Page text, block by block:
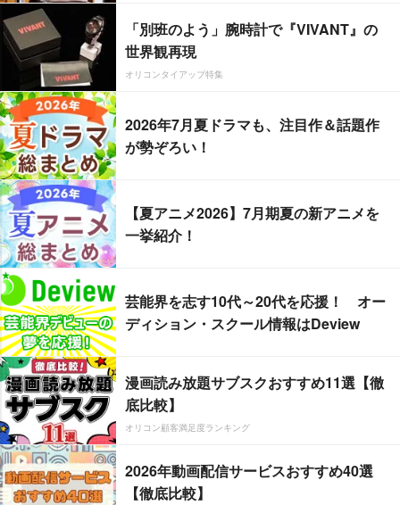
「別班のよう」腕時計で『VIVANT』の
世界観再現
オリコンタイアップ特集
2026年7月夏ドラマも、注目作＆話題作
が勢ぞろい！
【夏アニメ2026】7月期夏の新アニメを
一挙紹介！
芸能界を志す10代～20代を応援！ オー
ディション・スクール情報はDeview
漫画読み放題サブスクおすすめ11選【徹
底比較】
オリコン顧客満足度ランキング
2026年動画配信サービスおすすめ40選
【徹底比較】